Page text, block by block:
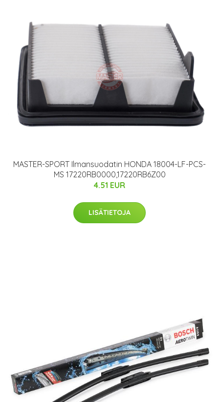
MASTER-SPORT Ilmansuodatin HONDA 18004-LF-PCS-
MS 17220RB0000,17220RB6Z00
4.51 EUR
LISÄTIETOJA